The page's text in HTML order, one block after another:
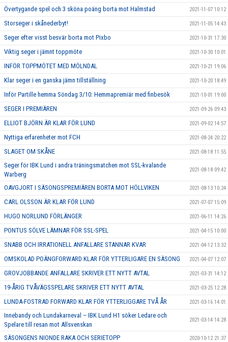
Övertygande spel och 3 sköna poäng borta mot Halmstad 2021-11-07 10:12
Storseger i skånederbyt! 2021-11-05 14:43
Seger efter visst besvär borta mot Pixbo 2021-10-31 17:30
Viktig seger i jämnt toppmöte 2021-10-30 10:01
INFÖR TOPPMÖTET MED MÖLNDAL 2021-10-21 19:06
Klar seger i en ganska jämn tillställning 2021-10-20 18:49
Inför Partille hemma Söndag 3/10: Hemmapremiär med finbesök 2021-10-01 19:00
SEGER I PREMIÄREN 2021-09-26 09:43
ELLIOT BJÖRN ÄR KLAR FÖR LUND 2021-09-02 14:57
Nyttiga erfarenheter mot FCH 2021-08-24 20:22
SLAGET OM SKÅNE 2021-08-18 11:55
Seger för IBK Lund i andra träningsmatchen mot SSL-kvalande
Warberg
2021-08-18 09:42
OAVGJORT I SÄSONGSPREMIÄREN BORTA MOT HÖLLVIKEN 2021-08-13 10:24
CARL OLSSON ÄR KLAR FÖR LUND 2021-07-07 15:09
HUGO NORLUND FÖRLÄNGER 2021-06-11 14:26
PONTUS SÖLVE LÄMNAR FÖR SSL-SPEL 2021-04-15 10:00
SNABB OCH IRRATIONELL ANFALLARE STANNAR KVAR 2021-04-12 13:32
OMSKOLAD POÄNGFORWARD KLAR FÖR YTTERLIGARE EN SÄSONG 2021-04-07 12:07
GROVJOBBANDE ANFALLARE SKRIVER ETT NYTT AVTAL 2021-03-31 14:12
19-ÅRIG TVÅVÄGSSPELARE SKRIVER ETT NYTT AVTAL 2021-03-25 12:28
LUNDA-FOSTRAD FORWARD KLAR FÖR YTTERLIGGARE TVÅ ÅR 2021-03-16 14:01
Innebandy och Lundakarneval – IBK Lund H1 söker Ledare och
Spelare till resan mot Allsvenskan
2021-03-14 14:28
SÄSONGENS NIONDE RAKA OCH SERIETOPP 2020-10-12 21:37